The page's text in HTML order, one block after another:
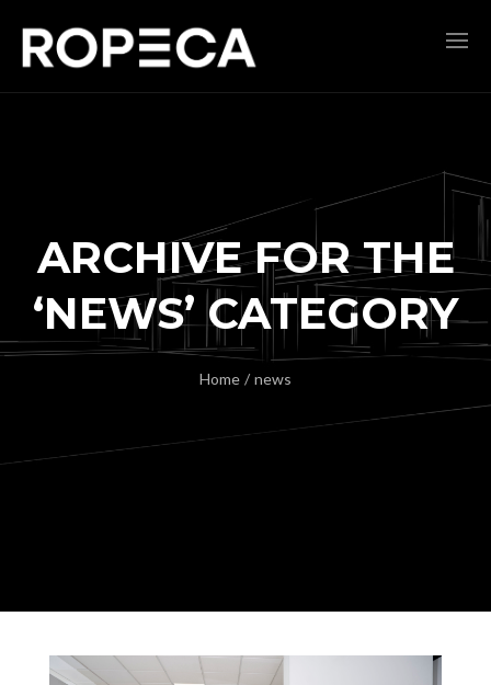
ARCHIVE FOR THE
‘NEWS’ CATEGORY
Home / news